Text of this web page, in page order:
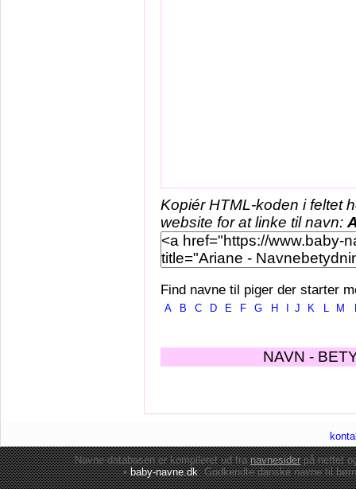
Kopiér HTML-koden i feltet
website for at linke til navn:
Find navne til piger der starter
A B C D E F G H J K L M
NAVN -
Navne-databasen er kompileret ud franavnesiderpå nettet
•baby-navne.dk: Godkendte danskenavne til børn